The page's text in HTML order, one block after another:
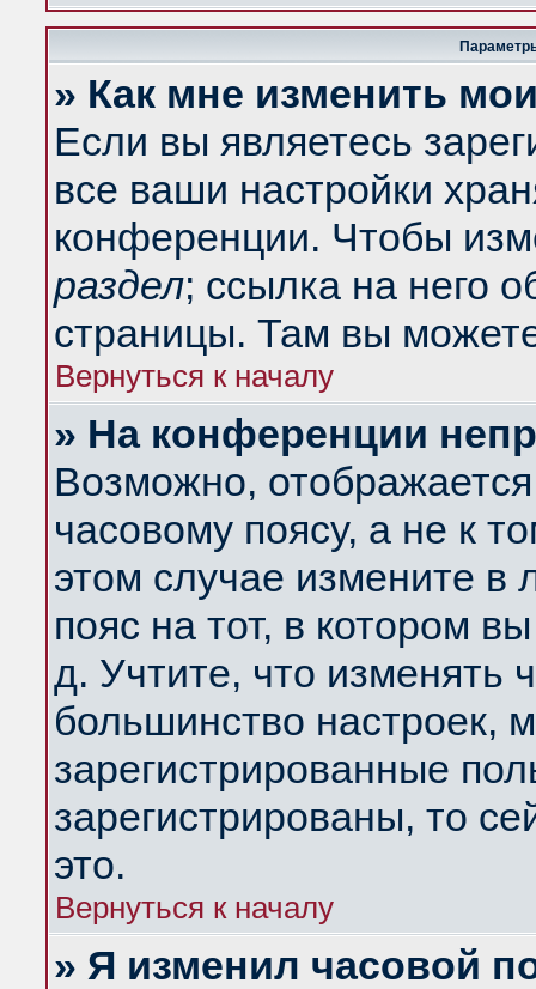
» Как мне изменить
Если вы являетесь
все ваши настройки
конференции. Чтобы
раздел; ссылка на него
страницы. Там вы
Вернуться к началу
» На конференции
Возможно,
часовому поясу, а не к
этом случае измените в
пояс на тот, в котором
д. Учтите, что изменять
большинство настроек,
зарегистрированные
зарегистрированы, то
это.
Вернуться к началу
» Я изменил часовой